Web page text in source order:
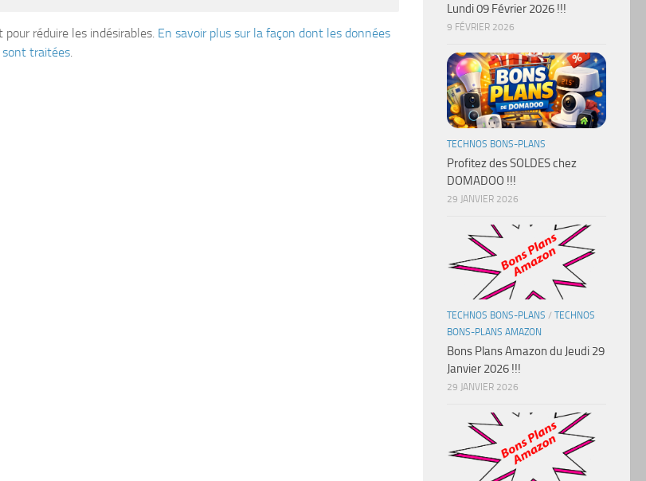
réduire les indésirables. En savoir plus sur la façon dont les données
sont traitées
Lundi 09 Février 2026 !!!
9 FÉVRIER 2026
TECHNOS BONS-PLANS
Profitez des SOLDES chez
DOMADOO !!!
29 JANVIER 2026
TECHNOS BONS-PLANS / TECHNOS
BONS-PLANS AMAZON
Bons Plans Amazon du Jeudi 29
Janvier 2026 !!!
29 JANVIER 2026